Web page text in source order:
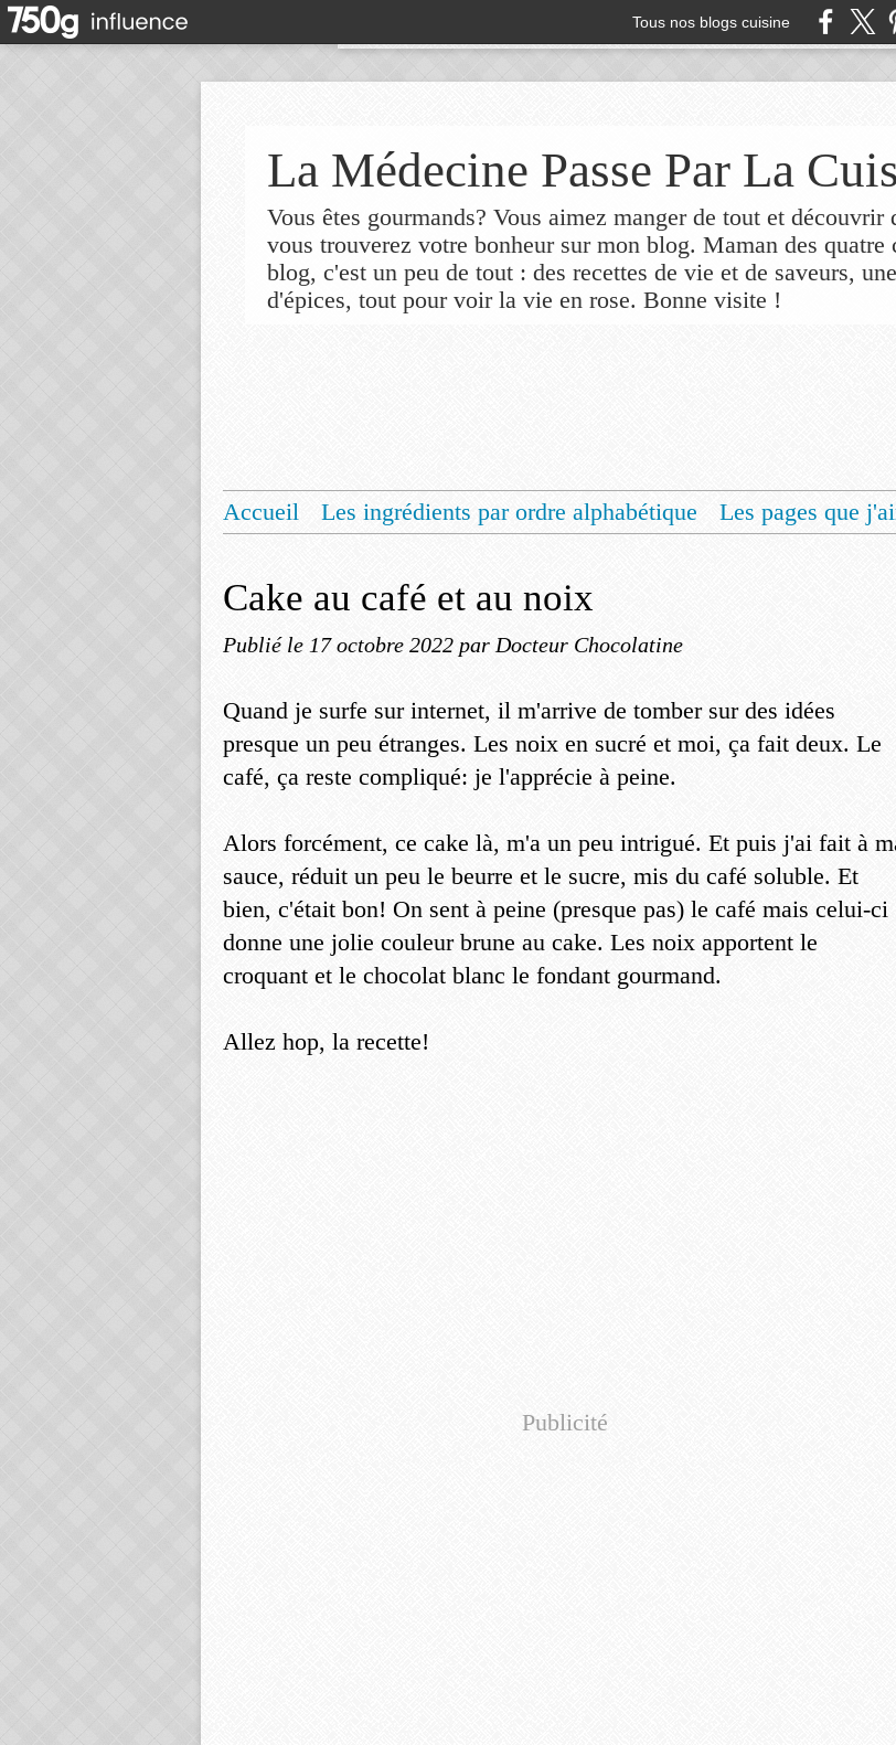
Tous nos blogs cuisine
La Médecine Passe Par La
Vous êtes gourmands? Vous aimez manger de tout et
vous trouverez votre bonheur sur mon blog. Maman des
blog, c'est un peu de tout : des recettes de vie et de saveurs,
d'épices, tout pour voir la vie en rose. Bonne visite !
Accueil Les ingrédients par ordre alphabétique Les pages que
Cake au café et au noix
Publié le 17 octobre 2022 par Docteur Chocolatine
Quand je surfe sur internet, il m'arrive de tomber sur des idées
presque un peu étranges. Les noix en sucré et moi, ça fait deux. Le
café, ça reste compliqué: je l'apprécie à peine.
Alors forcément, ce cake là, m'a un peu intrigué. Et puis j'ai fait à
sauce, réduit un peu le beurre et le sucre, mis du café soluble. Et
bien, c'était bon! On sent à peine (presque pas) le café mais celui-ci
donne une jolie couleur brune au cake. Les noix apportent le
croquant et le chocolat blanc le fondant gourmand.
Allez hop, la recette!
Publicité